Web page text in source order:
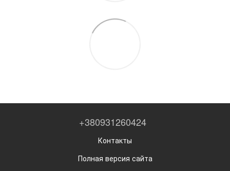
+380931260424
Контакты
Полная версия сайта